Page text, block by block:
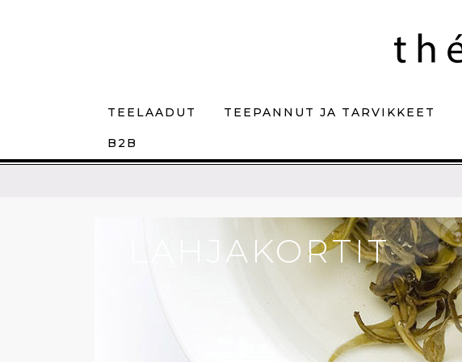
TEELAADUT TEEPANNUT JA TARVIKKEET
B2B
LAHJAKORTIT